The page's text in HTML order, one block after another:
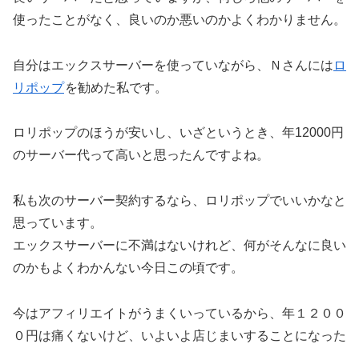
使ったことがなく、良いのか悪いのかよくわかりません。
自分はエックスサーバーを使っていながら、Ｎさんには ロ
リポップを勧めた私です。
ロリポップのほうが安いし、いざというとき、年12000円
のサーバー代って高いと思ったんですよね。
私も次のサーバー契約するなら、ロリポップでいいかなと
思っています。
エックスサーバーに不満はないけれど、何がそんなに良い
のかもよくわかんない今日この頃です。
今はアフィリエイトがうまくいっているから、年１２００
０円は痛くないけど、いよいよ店じまいすることになった